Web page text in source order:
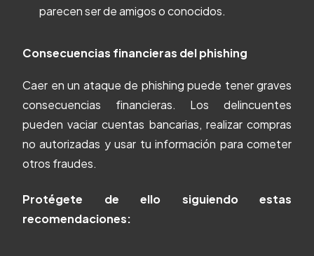
parecen ser de amigos o conocidos.
Consecuencias financieras del phishing
Caer en un ataque de phishing puede tener graves
consecuencias financieras. Los delincuentes
pueden vaciar cuentas bancarias, realizar compras
no autorizadas y usar tu información para cometer
otros fraudes.
Protégete de ello siguiendo estas
recomendaciones: